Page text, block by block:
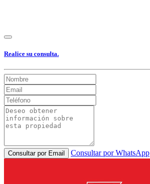
Realice su consulta.
Consultar por Email Consultar por WhatsApp